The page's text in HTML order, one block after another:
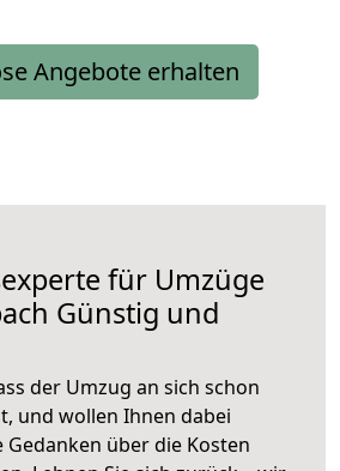
Angebote erhalten
für Umzüge
Günstig und
der Umzug an sich schon
und wollen Ihnen dabei
Gedanken über die Kosten